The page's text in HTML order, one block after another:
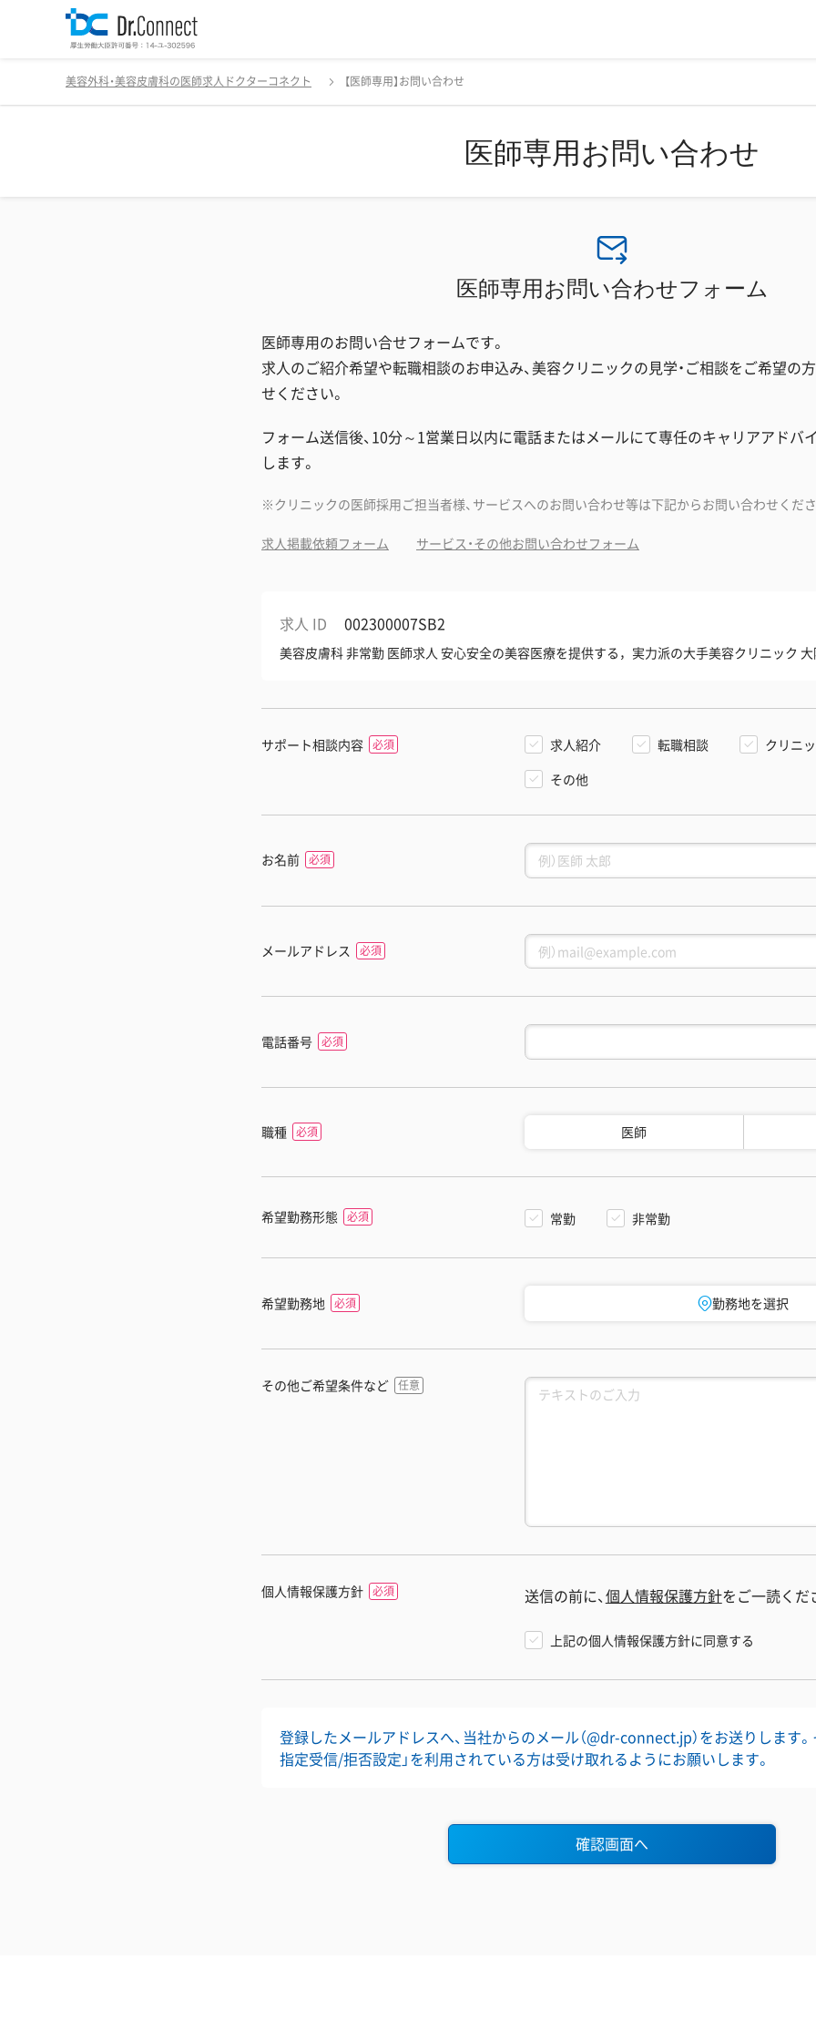
美容外科・美容皮膚科の医師求人ドクターコネクト 【医師専用】お問い合わせ
医師専用お問い合わせ
医師専用お問い合わせフォーム
医師専用のお問い合せフォームです。
求人のご紹介希望や転職相談のお申込み、美容クリニックの見学・ご相談をご希望の
せください。
フォーム送信後、10分～1営業日以内に電話またはメールにて専任のキャリアアドバ
します。
クリニックの医師採用ご担当者様、サービスへのお問い合わせ等は下記からお問い合わせくだ
求人掲載依頼フォーム サービス・その他お問い合わせフォーム
求人 ID 002300007SB2
美容皮膚科 非常勤 医師求人 安心安全の美容医療を提供する，実力派の大手美容クリニック
サポート相談内容 求人紹介 転職相談
クリニ
その他
お名前
メールアドレス
電話番号
職種 医師
希望勤務形態 常勤 非常勤
希望勤務地 勤務地を選択
その他ご希望条件など
個人情報保護方針 送信の前に、個人情報保護方針をご一読くだ
上記の個人情報保護方針に同意する
登録したメールアドレスへ、当社からのメール（@dr-connect.jp）をお送りします
指定受信/拒否設定」を利用されている方は受け取れるようにお願いします。
確認画面へ